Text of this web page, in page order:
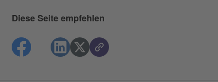
Diese Seite empfehlen